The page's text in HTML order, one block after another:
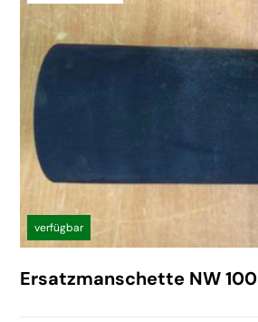
verfügbar
Ersatzmanschette NW 100